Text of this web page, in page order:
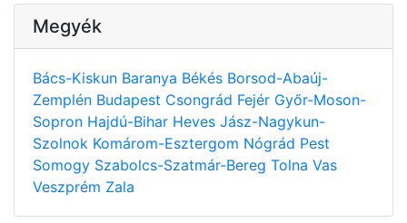
Megyék
Bács-Kiskun Baranya Békés Borsod-Abaúj-
Zemplén Budapest Csongrád Fejér Győr-Moson-
Sopron Hajdú-Bihar Heves Jász-Nagykun-
Szolnok Komárom-Esztergom Nógrád Pest
Somogy Szabolcs-Szatmár-Bereg Tolna Vas
Veszprém Zala